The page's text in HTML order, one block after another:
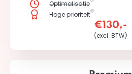
Optimalisatie
Hoge prioriteit
€130,-
(excl. BTW)